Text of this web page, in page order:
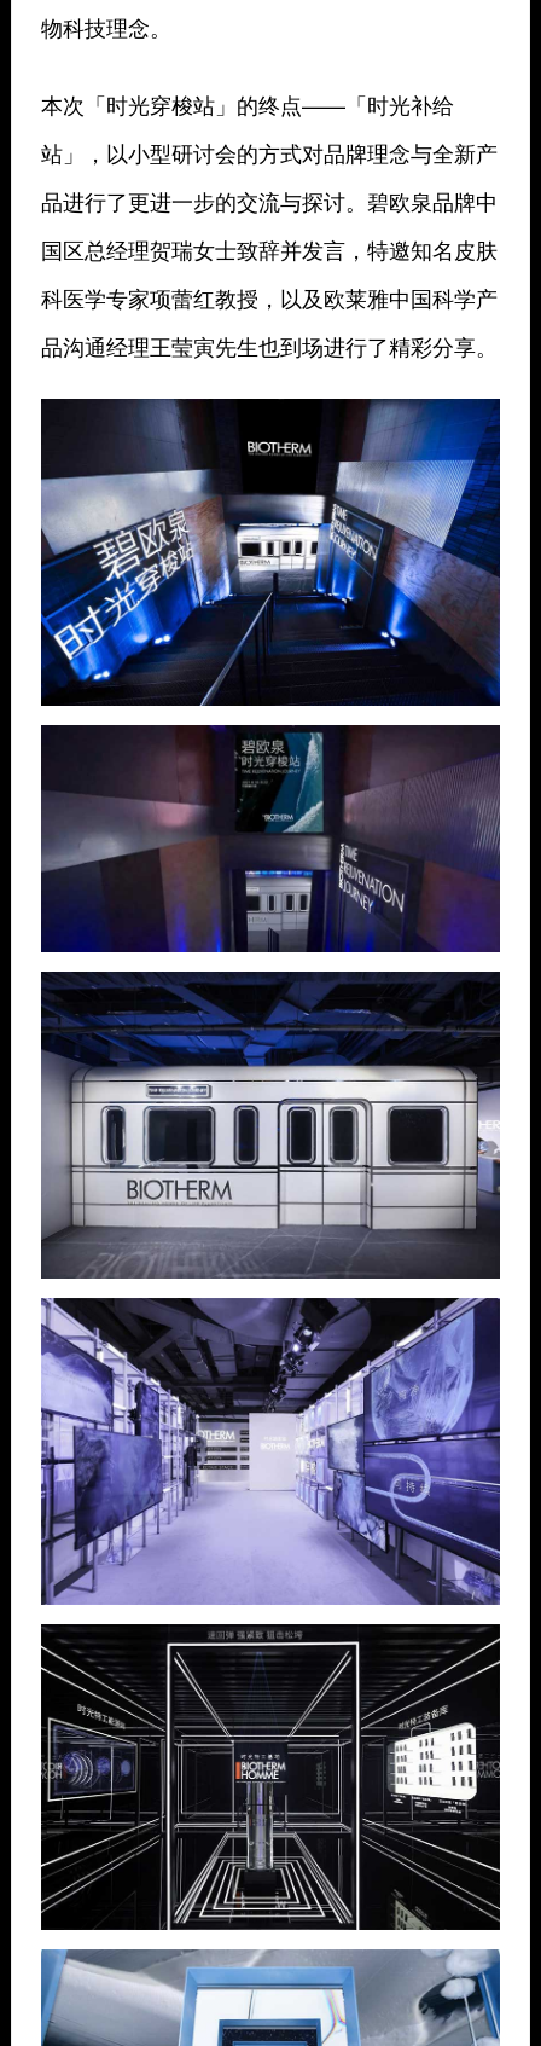
物科技理念。
本次「时光穿梭站」的终点——「时光补给
站」，以小型研讨会的方式对品牌理念与全新产
品进行了更进一步的交流与探讨。碧欧泉品牌中
国区总经理贺瑞女士致辞并发言，特邀知名皮肤
科医学专家项蕾红教授，以及欧莱雅中国科学产
品沟通经理王莹寅先生也到场进行了精彩分享。